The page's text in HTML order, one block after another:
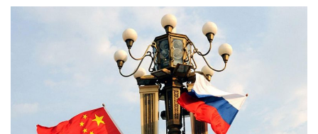
kad
„zagrijani“
za
djevojku?